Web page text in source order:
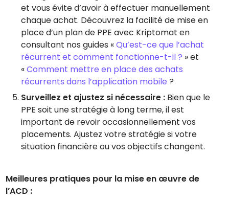
et vous évite d’avoir à effectuer manuellement
chaque achat. Découvrez la facilité de mise en
place d’un plan de PPE avec Kriptomat en
consultant nos guides «Qu’est-ce que l’achat
récurrent et comment fonctionne-t-il ? » et
«Comment mettre en place des achats
récurrents dans l’application mobile?
Surveillez et ajustez si nécessaire : Bien que le
PPE soit une stratégie à long terme, il est
important de revoir occasionnellement vos
placements. Ajustez votre stratégie si votre
situation financière ou vos objectifs changent.
Meilleures pratiques pour la mise en œuvre de
l’ACD :